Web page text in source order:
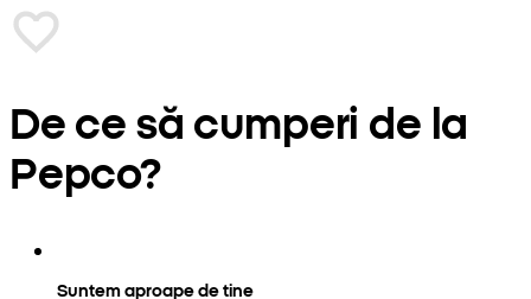
De ce să cumperi de la
Pepco?
Suntem aproape de tine